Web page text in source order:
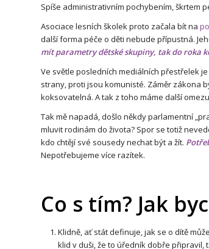
Spíše administrativním pochybením, škrtem
Asociace lesních školek proto začala bít na
další forma péče o děti nebude přípustná.
mít parametry dětské skupiny, tak do roka
Ve světle posledních mediálních přestřelek
strany, proti jsou komunisté. Záměr zákona
koksovatelná. A tak z toho máme další
Tak mě napadá, došlo někdy parlamentní
mluvit rodinám do života? Spor se totiž
kdo chtějí své sousedy nechat být a žít.
Nepotřebujeme více razítek.
Co s tím? Jak
Klidně, ať stát definuje, jak se o dítě
klid v duši, že to úředník dobře připravil,